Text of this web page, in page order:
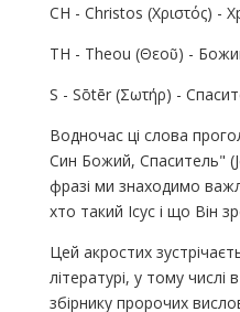
CH - Christos (Χριστός) -
TH - Theou (Θεοῦ) -
S - Sōtēr (Σωτήρ) -
Водночас ці слова
Син Божий, Спаситель"
фразі ми знаходимо
хто такий Ісус і що Він
Цей акростих
літературі, у тому числі
збірнику пророчих